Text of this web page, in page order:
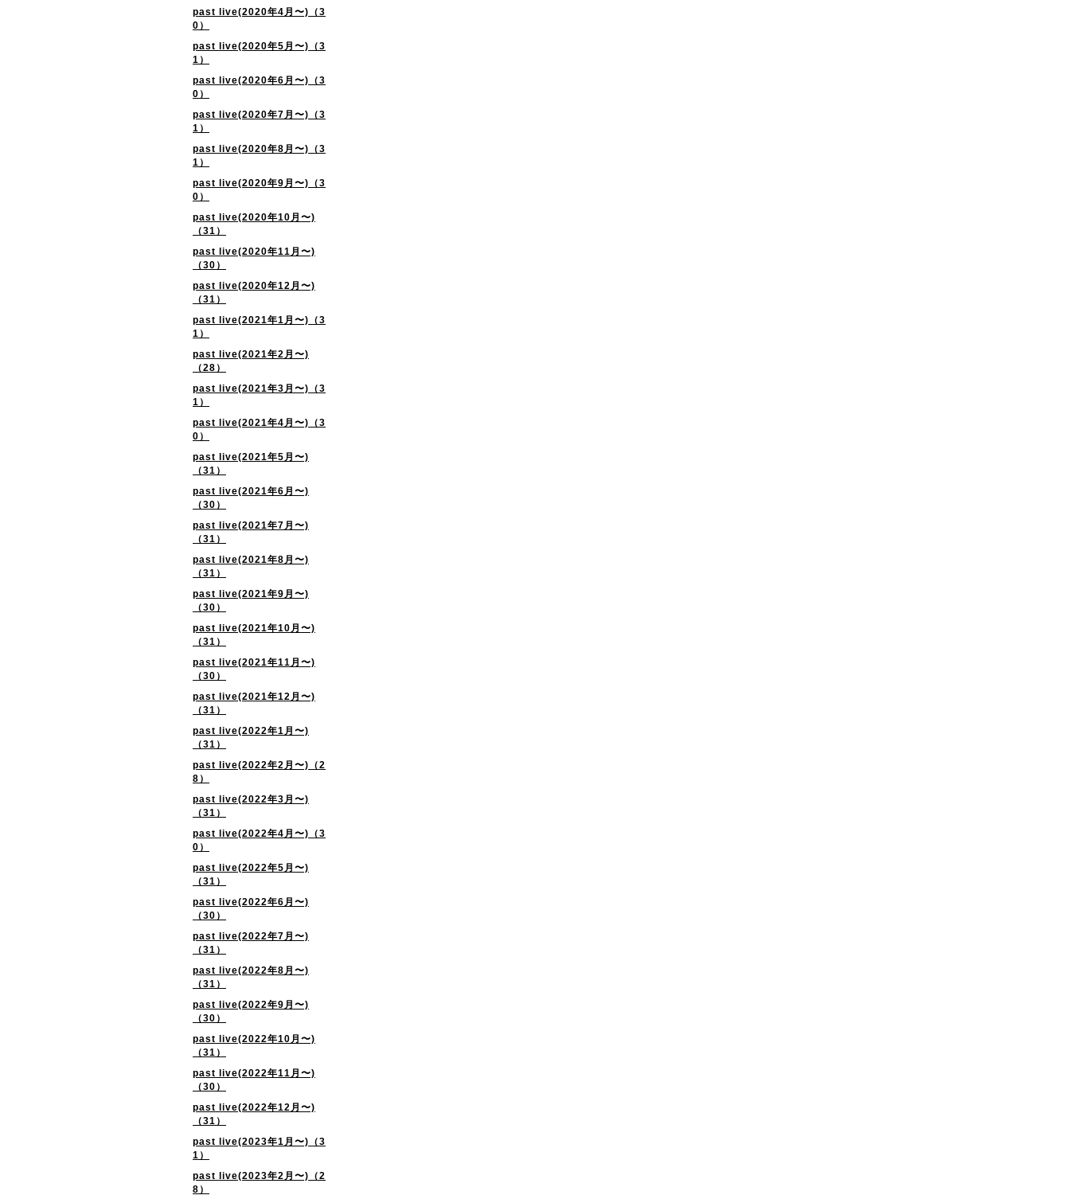
past live(2020年4月〜)（3
0）
past live(2020年5月〜)（3
1）
past live(2020年6月〜)（3
0）
past live(2020年7月〜)（3
1）
past live(2020年8月〜)（3
1）
past live(2020年9月〜)（3
0）
past live(2020年10月〜)
（31）
past live(2020年11月〜)
（30）
past live(2020年12月〜)
（31）
past live(2021年1月〜)（3
1）
past live(2021年2月〜)
（28）
past live(2021年3月〜)（3
1）
past live(2021年4月〜)（3
0）
past live(2021年5月〜)
（31）
past live(2021年6月〜)
（30）
past live(2021年7月〜)
（31）
past live(2021年8月〜)
（31）
past live(2021年9月〜)
（30）
past live(2021年10月〜)
（31）
past live(2021年11月〜)
（30）
past live(2021年12月〜)
（31）
past live(2022年1月〜)
（31）
past live(2022年2月〜)（2
8）
past live(2022年3月〜)
（31）
past live(2022年4月〜)（3
0）
past live(2022年5月〜)
（31）
past live(2022年6月〜)
（30）
past live(2022年7月〜)
（31）
past live(2022年8月〜)
（31）
past live(2022年9月〜)
（30）
past live(2022年10月〜)
（31）
past live(2022年11月〜)
（30）
past live(2022年12月〜)
（31）
past live(2023年1月〜)（3
1）
past live(2023年2月〜)（2
8）